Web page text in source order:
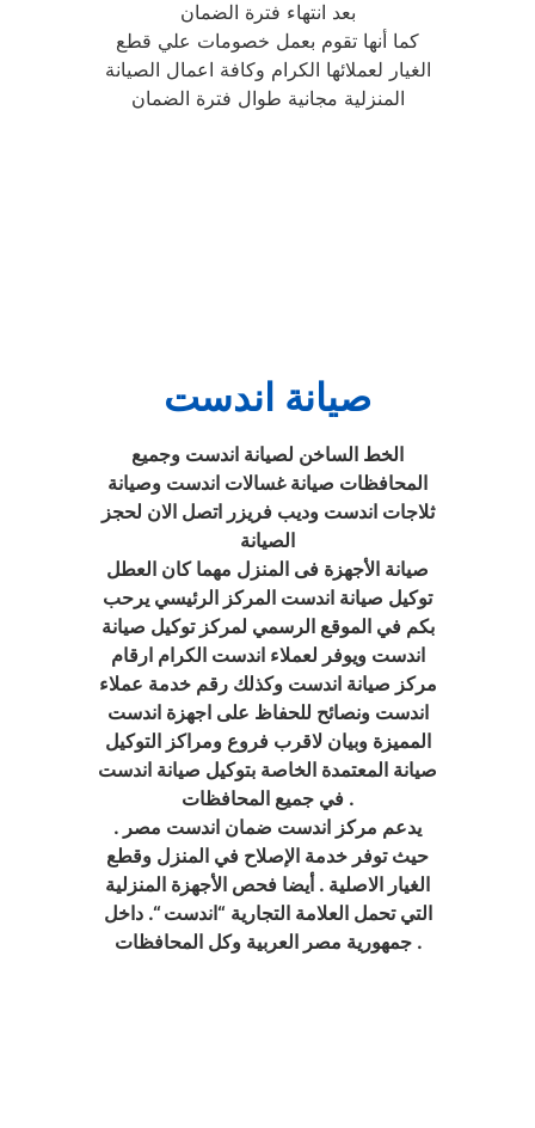
بعد انتهاء فترة الضمان
كما أنها تقوم بعمل خصومات علي قطع
الغيار لعملائها الكرام وكافة اعمال الصيانة
المنزلية مجانية طوال فترة الضمان
صيانة اندست
الخط الساخن لصيانة اندست وجميع
المحافظات صيانة غسالات اندست وصيانة
ثلاجات اندست وديب فريزر اتصل الان لحجز
الصيانة
صيانة الأجهزة فى المنزل مهما كان العطل
توكيل صيانة اندست المركز الرئيسي يرحب
بكم في الموقع الرسمي لمركز توكيل صيانة
اندست ويوفر لعملاء اندست الكرام ارقام
مركز صيانة اندست وكذلك رقم خدمة عملاء
اندست ونصائح للحفاظ على اجهزة اندست
المميزة وبيان لاقرب فروع ومراكز التوكيل
صيانة المعتمدة الخاصة بتوكيل صيانة اندست
في جميع المحافظات .
يدعم مركز اندست ضمان اندست مصر .
حيث توفر خدمة الإصلاح في المنزل وقطع
الغيار الاصلية . أيضا فحص الأجهزة المنزلية
التي تحمل العلامة التجارية “اندست “. داخل
جمهورية مصر العربية وكل المحافظات .